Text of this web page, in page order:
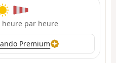
par heure
Premium